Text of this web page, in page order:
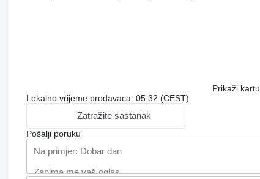
Prikaži kartu
Lokalno vrijeme prodavaca: 05:32 (CEST)
Zatražite sastanak
Pošalji poruku